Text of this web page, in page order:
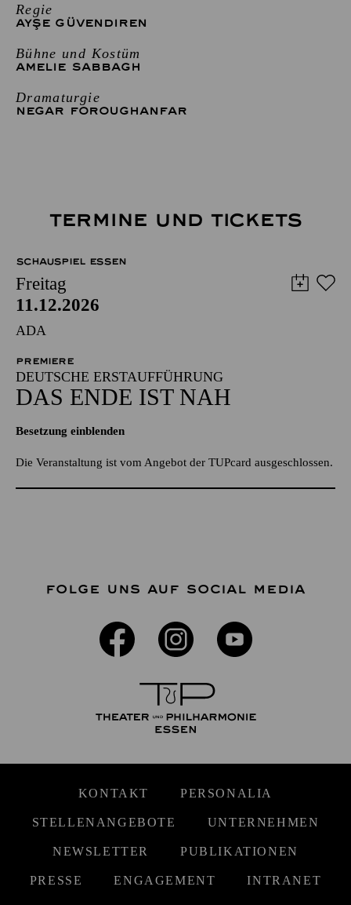
Regie
AYŞE GÜVENDIREN
Bühne und Kostüm
AMELIE SABBAGH
Dramaturgie
NEGAR FOROUGHANFAR
TERMINE UND TICKETS
SCHAUSPIEL ESSEN
Freitag
11.12.2026
ADA
PREMIERE
DEUTSCHE ERSTAUFFÜHRUNG
DAS ENDE IST NAH
Besetzung einblenden
Die Veranstaltung ist vom Angebot der TUPcard ausgeschlossen.
FOLGE UNS AUF SOCIAL MEDIA
KONTAKT PERSONALIA
STELLENANGEBOTE UNTERNEHMEN
NEWSLETTER PUBLIKATIONEN
PRESSE ENGAGEMENT INTRANET